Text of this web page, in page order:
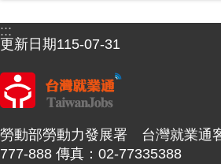
:::
更新日期115-07-31
勞動部勞動力發展署 台灣就業通
777-888 傳真：02-77335388